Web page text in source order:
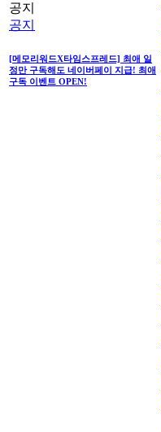
공지
공지
[메모리워드X타임스프레드] 최애 일
정만 구독해도 네이버페이 지급! 최애
구독 이벤트 OPEN!